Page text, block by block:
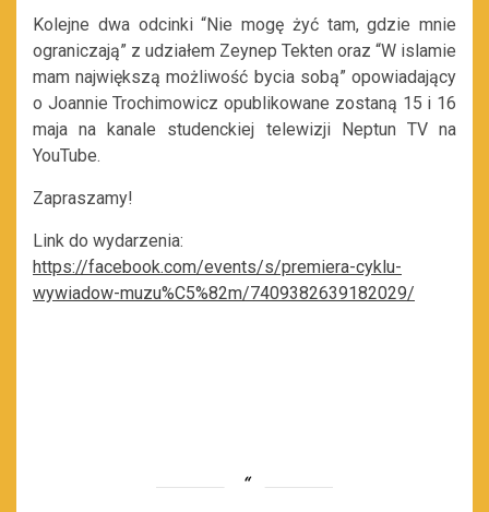
Kolejne dwa odcinki “Nie mogę żyć tam, gdzie mnie
ograniczają” z udziałem Zeynep Tekten oraz “W islamie
mam największą możliwość bycia sobą” opowiadający
o Joannie Trochimowicz opublikowane zostaną 15 i 16
maja na kanale studenckiej telewizji Neptun TV na
YouTube.
Zapraszamy!
Link do wydarzenia:
https://facebook.com/events/s/premiera-cyklu-
wywiadow-muzu%C5%82m/7409382639182029/